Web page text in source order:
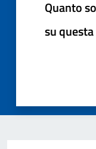
Quanto
su